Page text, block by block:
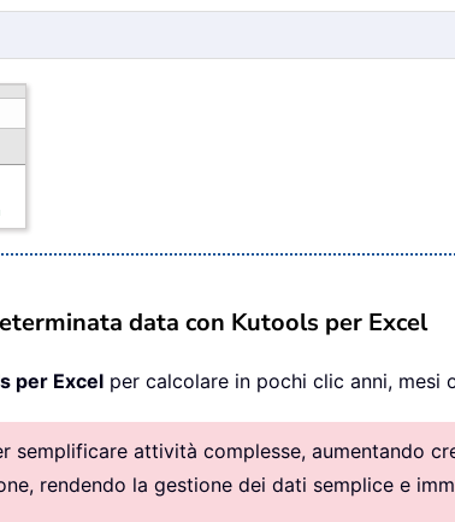
data con Kutools per Excel
per Excel per calcolare in pochi clic anni, mesi
attività complesse, aumentando
rendendo la gestione dei dati semplice e